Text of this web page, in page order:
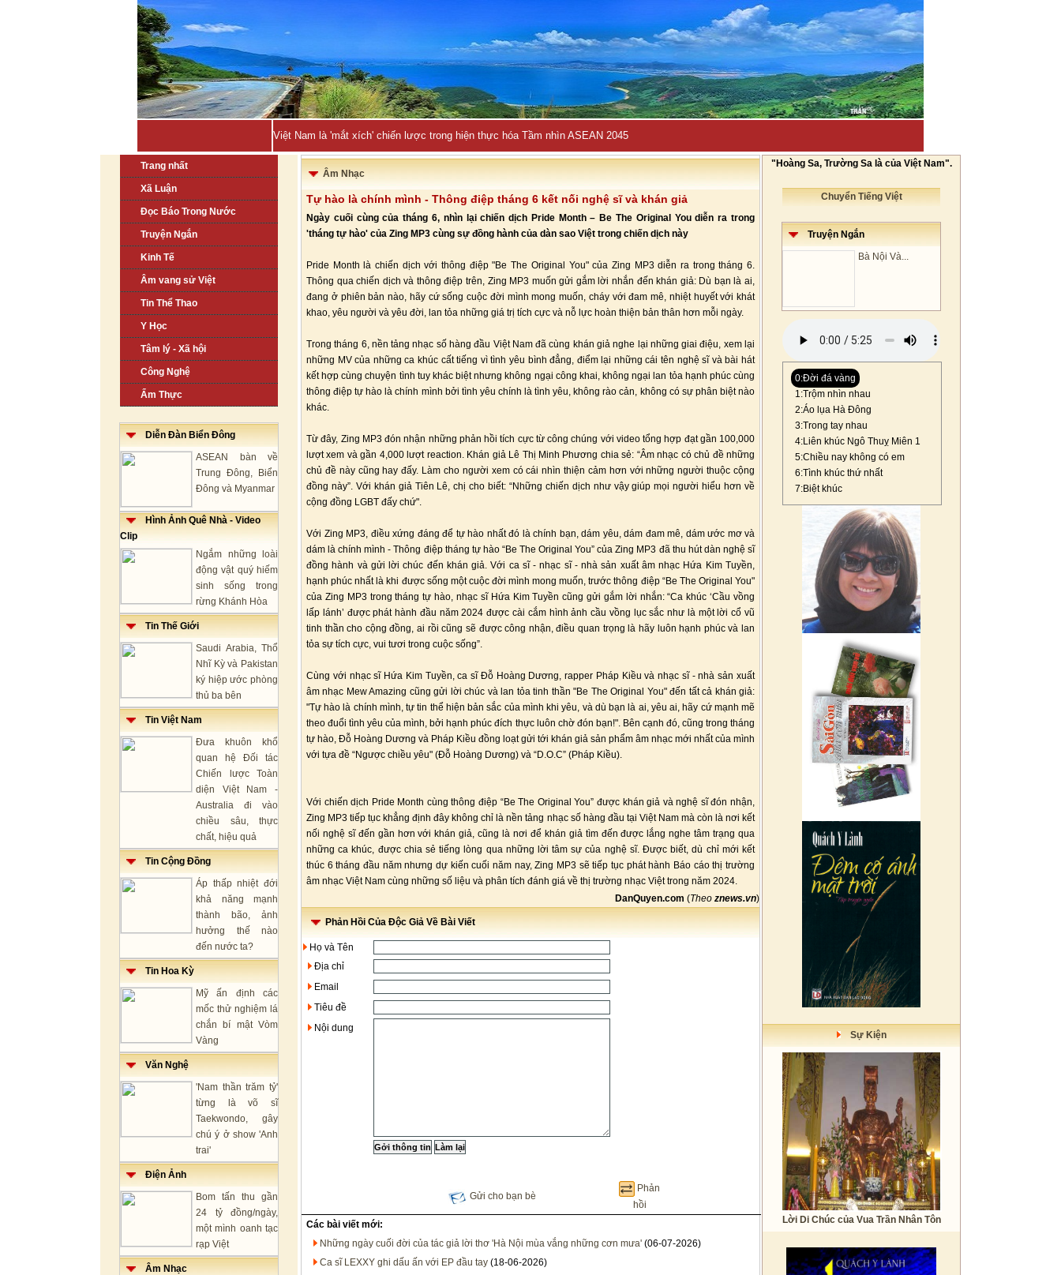
Việt Nam là 'mắt xích' chiến lược trong hiện thực hóa Tầm nhìn ASEAN 2045
Trang nhất
Xã Luận
Đọc Báo Trong Nước
Truyện Ngắn
Kinh Tế
Âm vang sử Việt
Tin Thể Thao
Y Học
Tâm lý - Xã hội
Công Nghệ
Ẩm Thực
Diễn Đàn Biển Đông
ASEAN bàn về
Trung Đông, Biển
Đông và Myanmar
Hình Ảnh Quê Nhà - Video
Clip
Ngắm những loài
động vật quý hiếm
sinh sống trong
rừng Khánh Hòa
Tin Thế Giới
Saudi Arabia, Thổ
Nhĩ Kỳ và Pakistan
ký hiệp ước phòng
thủ ba bên
Tin Việt Nam
Đưa khuôn khổ
quan hệ Đối tác
Chiến lược Toàn
diện Việt Nam -
Australia đi vào
chiều sâu, thực
chất, hiệu quả
Tin Cộng Đồng
Áp thấp nhiệt đới
khả năng mạnh
thành bão, ảnh
hưởng thế nào
đến nước ta?
Tin Hoa Kỳ
Mỹ ấn định các
mốc thử nghiệm lá
chắn bí mật Vòm
Vàng
Văn Nghệ
'Nam thần trăm tỷ'
từng là võ sĩ
Taekwondo, gây
chú ý ở show 'Anh
trai'
Điện Ảnh
Bom tấn thu gần
24 tỷ đồng/ngày,
một mình oanh tạc
rạp Việt
Âm Nhạc
Âm Nhạc
Tự hào là chính mình - Thông điệp tháng 6 kết nối nghệ sĩ và khán giả
Ngày cuối cùng của tháng 6, nhìn lại chiến dịch Pride Month – Be The Original You diễn ra trong
'tháng tự hào' của Zing MP3 cùng sự đồng hành của dàn sao Việt trong chiến dịch này
Pride Month là chiến dịch với thông điệp "Be The Original You" của Zing MP3 diễn ra trong tháng 6.
Thông qua chiến dịch và thông điệp trên, Zing MP3 muốn gửi gắm lời nhắn đến khán giả: Dù bạn là ai,
đang ở phiên bản nào, hãy cứ sống cuộc đời mình mong muốn, cháy với đam mê, nhiệt huyết với khát
khao, yêu người và yêu đời, lan tỏa những giá trị tích cực và nỗ lực hoàn thiện bản thân hơn mỗi ngày.
Trong tháng 6, nền tảng nhạc số hàng đầu Việt Nam đã cùng khán giả nghe lại những giai điệu, xem lại
những MV của những ca khúc cất tiếng vì tình yêu bình đẳng, điểm lại những cái tên nghệ sĩ và bài hát
kết hợp cùng chuyện tình tuy khác biệt nhưng không ngại công khai, không ngại lan tỏa hạnh phúc cùng
thông điệp tự hào là chính mình bởi tình yêu chính là tình yêu, không rào cản, không có sự phân biệt nào
khác.
Từ đây, Zing MP3 đón nhận những phản hồi tích cực từ công chúng với video tổng hợp đạt gần 100,000
lượt xem và gần 4,000 lượt reaction. Khán giả Lê Thị Minh Phương chia sẻ: “Âm nhạc có chủ đề những
chủ đề này cũng hay đấy. Làm cho người xem có cái nhìn thiện cảm hơn với những người thuộc cộng
đồng này”. Với khán giả Tiên Lê, chị cho biết: “Những chiến dịch như vậy giúp mọi người hiểu hơn về
cộng đồng LGBT đấy chứ".
Với Zing MP3, điều xứng đáng để tự hào nhất đó là chính bạn, dám yêu, dám đam mê, dám ước mơ và
dám là chính mình - Thông điệp tháng tự hào “Be The Original You” của Zing MP3 đã thu hút dàn nghệ sĩ
đồng hành và gửi lời chúc đến khán giả. Với ca sĩ - nhạc sĩ - nhà sản xuất âm nhạc Hứa Kim Tuyền,
hạnh phúc nhất là khi được sống một cuộc đời mình mong muốn, trước thông điệp “Be The Original You"
của Zing MP3 trong tháng tự hào, nhạc sĩ Hứa Kim Tuyền cũng gửi gắm lời nhắn: “Ca khúc ‘Cầu vồng
lấp lánh’ được phát hành đầu năm 2024 được cài cắm hình ảnh cầu vồng lục sắc như là một lời cổ vũ
tinh thần cho cộng đồng, ai rồi cũng sẽ được công nhận, điều quan trọng là hãy luôn hạnh phúc và lan
tỏa sự tích cực, vui tươi trong cuộc sống”.
Cùng với nhạc sĩ Hứa Kim Tuyền, ca sĩ Đỗ Hoàng Dương, rapper Pháp Kiều và nhạc sĩ - nhà sản xuất
âm nhạc Mew Amazing cũng gửi lời chúc và lan tỏa tinh thần "Be The Original You" đến tất cả khán giả:
"Tự hào là chính mình, tự tin thể hiện bản sắc của mình khi yêu, và dù bạn là ai, yêu ai, hãy cứ mạnh mẽ
theo đuổi tình yêu của mình, bởi hạnh phúc đích thực luôn chờ đón bạn!". Bên cạnh đó, cũng trong tháng
tự hào, Đỗ Hoàng Dương và Pháp Kiều đồng loạt gửi tới khán giả sản phẩm âm nhạc mới nhất của mình
với tựa đề “Ngược chiều yêu" (Đỗ Hoàng Dương) và “D.O.C” (Pháp Kiều).
Với chiến dịch Pride Month cùng thông điệp “Be The Original You” được khán giả và nghệ sĩ đón nhận,
Zing MP3 tiếp tục khẳng định đây không chỉ là nền tảng nhạc số hàng đầu tại Việt Nam mà còn là nơi kết
nối nghệ sĩ đến gần hơn với khán giả, cũng là nơi để khán giả tìm đến được lắng nghe tâm trạng qua
những ca khúc, được chia sẻ tiếng lòng qua những lời tâm sự của nghệ sĩ. Được biết, dù chỉ mới kết
thúc 6 tháng đầu năm nhưng dự kiến cuối năm nay, Zing MP3 sẽ tiếp tục phát hành Báo cáo thị trường
âm nhạc Việt Nam cùng những số liệu và phân tích đánh giá về thị trường nhạc Việt trong năm 2024.
DanQuyen.com (Theo znews.vn)
Phản Hồi Của Độc Giả Về Bài Viết
Họ và Tên
Địa chỉ
Email
Tiêu đề
Nội dung
Gửi cho bạn bè
Phản
hồi
Các bài viết mới:
Những ngày cuối đời của tác giả lời thơ 'Hà Nội mùa vắng những cơn mưa' (06-07-2026)
Ca sĩ LEXXY ghi dấu ấn với EP đầu tay (18-06-2026)
"Hoàng Sa, Trường Sa là của Việt Nam".
Chuyển Tiếng Việt
Truyện Ngắn
Bà Nội Và...
0:Đời đá vàng
1:Trộm nhìn nhau
2:Áo lụa Hà Đông
3:Trong tay nhau
4:Liên khúc Ngô Thuỵ Miên 1
5:Chiều nay không có em
6:Tình khúc thứ nhất
7:Biệt khúc
Sự Kiện
Lời Di Chúc của Vua Trần Nhân Tôn